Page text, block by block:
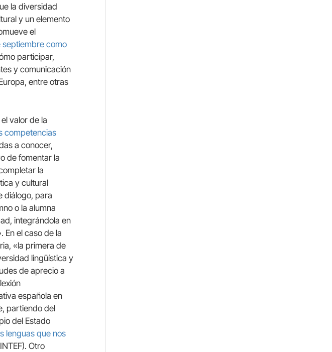
la diversidad
y un elemento
el
septiembre como
participar,
y comunicación
entre otras
valor de la
competencias
a conocer,
de fomentar la
la
y cultural
diálogo, para
o la alumna
integrándola en
En el caso de la
«la primera de
lingüística y
de aprecio a
española en
partiendo del
del Estado
lenguas que nos
Otro